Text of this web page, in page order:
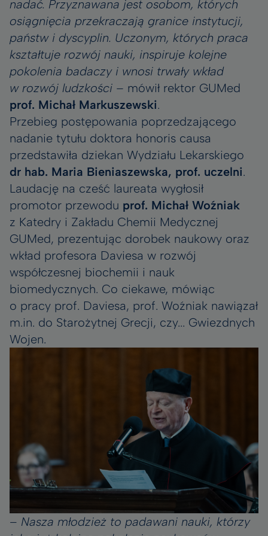
nadać. Przyznawana jest osobom, których
osiągnięcia przekraczają granice instytucji,
państw i dyscyplin. Uczonym, których praca
kształtuje rozwój nauki, inspiruje kolejne
pokolenia badaczy i wnosi trwały wkład
w rozwój ludzkości – mówił rektor GUMed
prof. Michał Markuszewski.
Przebieg postępowania poprzedzającego
nadanie tytułu doktora honoris causa
przedstawiła dziekan Wydziału Lekarskiego
dr hab. Maria Bieniaszewska, prof. uczelni.
Laudację na cześć laureata wygłosił
promotor przewodu prof. Michał Woźniak
z Katedry i Zakładu Chemii Medycznej
GUMed, prezentując dorobek naukowy oraz
wkład profesora Daviesa w rozwój
współczesnej biochemii i nauk
biomedycznych. Co ciekawe, mówiąc
o pracy prof. Daviesa, prof. Woźniak nawiązał
m.in. do Starożytnej Grecji, czy... Gwiezdnych
Wojen.
– Nasza młodzież to padawani nauki, którzy